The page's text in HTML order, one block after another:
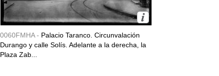
0060FMHA - Palacio Taranco. Circunvalación
Durango y calle Solís. Adelante a la derecha, la
Plaza Zab...